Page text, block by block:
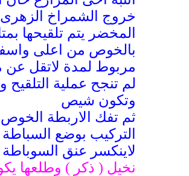
خروج الشمراخ الزهرى
المخضر يتم تلقيحها
بالخوص من اعلى واسفل
لم تنجح عملية
وتكون شيص
ثم تفك الاربطة الخوص
التركيب بوضع
لاينكسر عنق
نخيل ( ذكر ) وطلعها